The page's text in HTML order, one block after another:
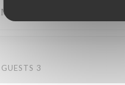
Mohamed le chef est bien
3